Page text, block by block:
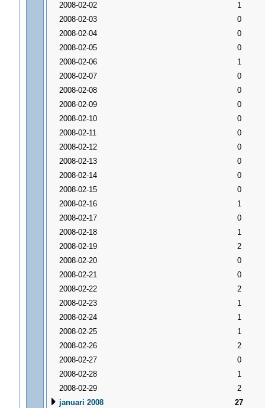
2008-02-02
1
2008-02-03
0
2008-02-04
0
2008-02-05
0
2008-02-06
1
2008-02-07
0
2008-02-08
0
2008-02-09
0
2008-02-10
0
2008-02-11
0
2008-02-12
0
2008-02-13
0
2008-02-14
0
2008-02-15
0
2008-02-16
1
2008-02-17
0
2008-02-18
1
2008-02-19
2
2008-02-20
0
2008-02-21
0
2008-02-22
2
2008-02-23
1
2008-02-24
1
2008-02-25
1
2008-02-26
2
2008-02-27
0
2008-02-28
1
2008-02-29
2
januari 2008
27